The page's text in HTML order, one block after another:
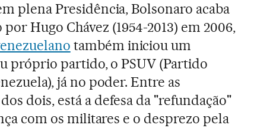
plena Presidência, Bolsonaro acaba
Hugo Chávez (1954-2013) em 2006,
também iniciou um
próprio partido, o PSUV (Partido
já no poder. Entre as
dois, está a defesa da "refundação"
com os militares e o desprezo pela